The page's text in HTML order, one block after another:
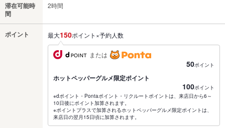
滞在可能時
間
2時間
ポイント 最大150ポイント×予約人数
または
50ポイント
ホットペッパーグルメ限定ポイント
100ポイント
※dポイント・Pontaポイント・リクルートポイントは、来店日から6～
10日後にポイント加算されます。
※ポイントプラスで加算されるホットペッパーグルメ限定ポイントは、
来店日の翌月15日頃に加算されます。